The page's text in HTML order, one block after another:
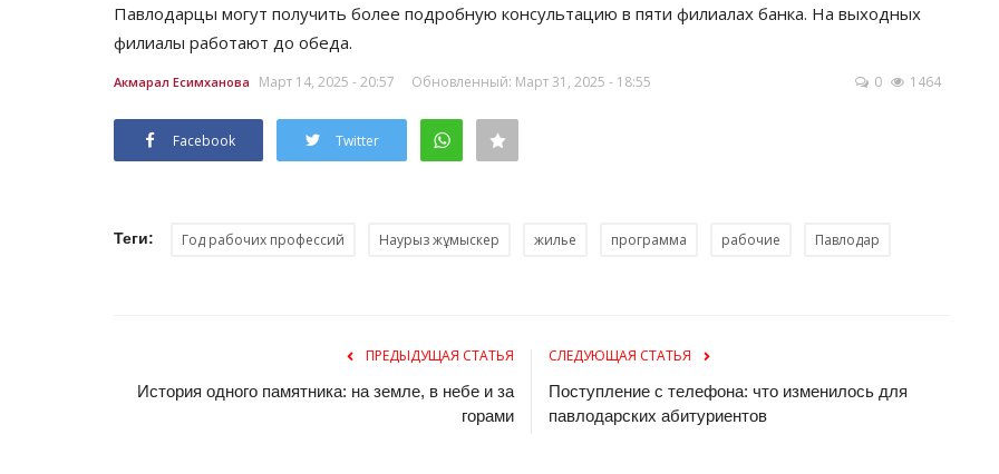
Павлодарцы могут получить более подробную консультацию в пяти филиалах банка. На выходных
филиалы работают до обеда.
Акмарал Есимханова Март 14, 2025 - 20:57 Обновленный: Март 31, 2025 - 18:55 0 1464
Facebook Twitter
Теги: Год рабочих профессий Наурыз жұмыскер жилье программа рабочие Павлодар
ПРЕДЫДУЩАЯ СТАТЬЯ
История одного памятника: на земле, в небе и за
горами
СЛЕДУЮЩАЯ СТАТЬЯ
Поступление с телефона: что изменилось для
павлодарских абитуриентов